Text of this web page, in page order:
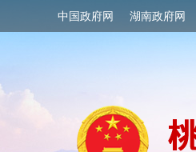
中国政府网 湖南政府网